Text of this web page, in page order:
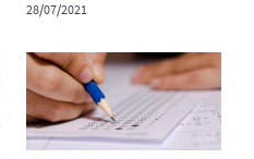
28/07/2021